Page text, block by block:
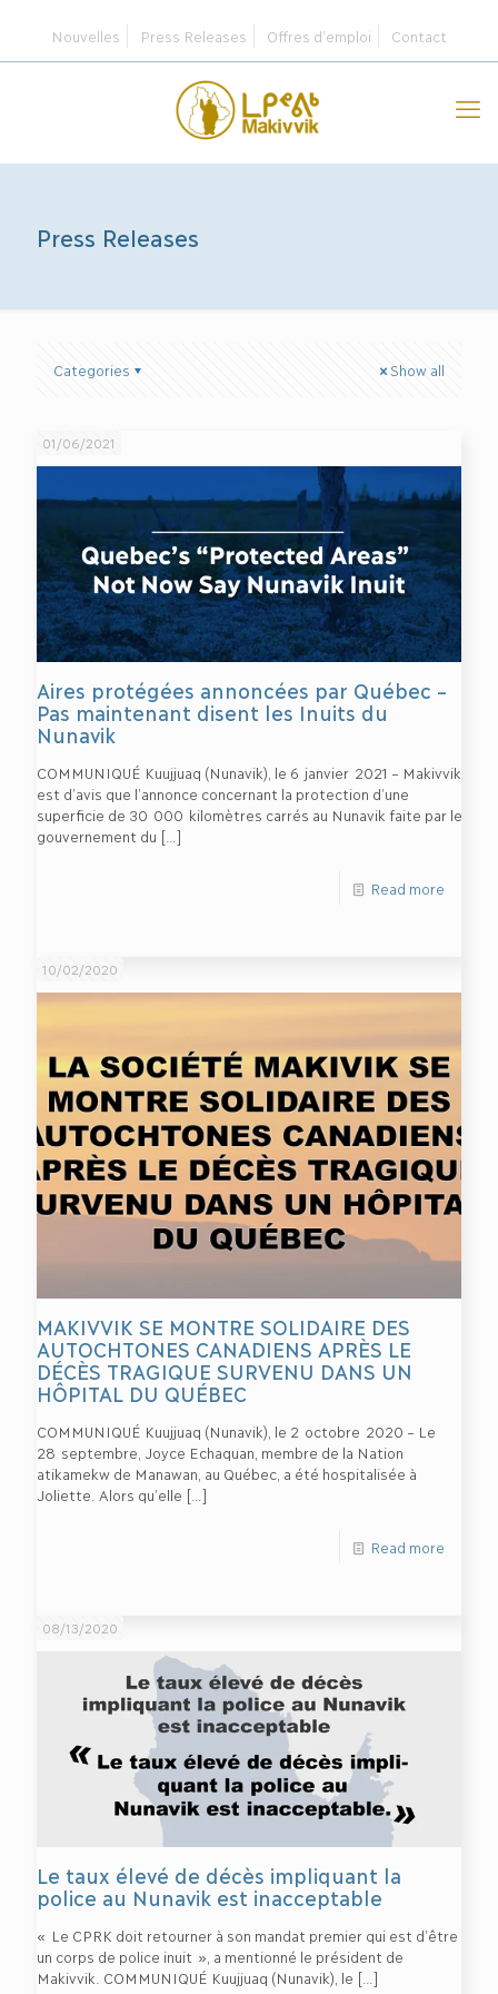
Nouvelles Press Releases Offres d’emploi Contact
Press Releases
Categories Show all
01/06/2021
Aires protégées annoncées par Québec –
Pas maintenant disent les Inuits du
Nunavik
COMMUNIQUÉ Kuujjuaq (Nunavik), le 6 janvier 2021 – Makivvik
est d’avis que l’annonce concernant la protection d’une
superficie de 30 000 kilomètres carrés au Nunavik faite par le
gouvernement du […]
Read more
10/02/2020
MAKIVVIK SE MONTRE SOLIDAIRE DES
AUTOCHTONES CANADIENS APRÈS LE
DÉCÈS TRAGIQUE SURVENU DANS UN
HÔPITAL DU QUÉBEC
COMMUNIQUÉ Kuujjuaq (Nunavik), le 2 octobre 2020 – Le
28 septembre, Joyce Echaquan, membre de la Nation
atikamekw de Manawan, au Québec, a été hospitalisée à
Joliette. Alors qu’elle […]
Read more
08/13/2020
Le taux élevé de décès impliquant la
police au Nunavik est inacceptable
« Le CPRK doit retourner à son mandat premier qui est d’être
un corps de police inuit », a mentionné le président de
Makivvik. COMMUNIQUÉ Kuujjuaq (Nunavik), le […]